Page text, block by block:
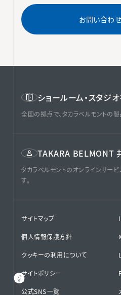
お問い合わ
ショールーム・スタジ
全国の拠点で、タカラベルモントの製
TAKARA BELMONT
タカラベルモントのオンラインサー
す。
サイトマップ
個人情報保護方針
クッキーの利用について
サイトポリシー
公式SNS⁨⁩一覧